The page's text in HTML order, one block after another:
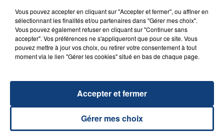
Un homme s'est immolé par le feu après avoir
aspergé sa compagne et leur bébé de trois mois
d'un liquide inflammable.
20 juillet 2026
UNE ADOLESCENTE DEVANT SE FAIRE
OPÉRER DE LA CHEVILLE RESSORT DE LA...
Vous pouvez accepter en cliquant sur "Accepter et fermer", ou affiner en
sélectionnant les finalités et/ou partenaires dans "Gérer mes choix".
Vous pouvez également refuser en cliquant sur "Continuer sans
accepter". Vos préférences ne s'appliqueront que pour ce site. Vous
pouvez mettre à jour vos choix, ou retirer votre consentement à tout
moment via le lien "Gérer les cookies" situé en bas de chaque page.
Gérer mes choix
Accepter et fermer